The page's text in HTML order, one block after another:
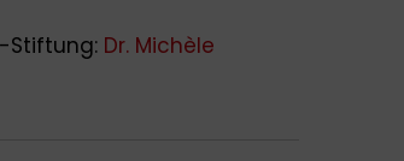
Stiftung: Dr. Michèle